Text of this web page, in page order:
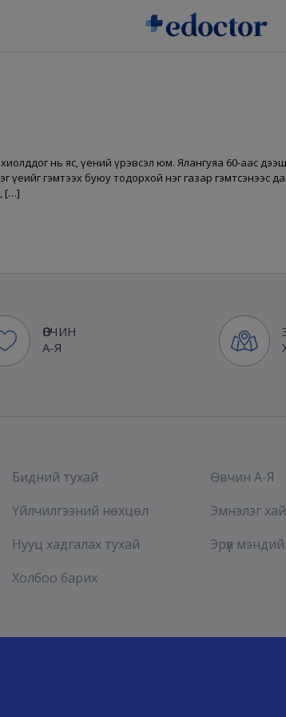
нь яс, үений үрэвсэл юм. Ялангуяа 60-аас
үеийг гэмтээх буюу тодорхой нэг газар
[…]
ӨВЧИН
А-Я
Бидний тухай
Үйлчилгээний нөхцөл
Нууц хадгалах тухай
Холбоо барих
Өвчин А-Я
Эмнэлэг
Эрүүл